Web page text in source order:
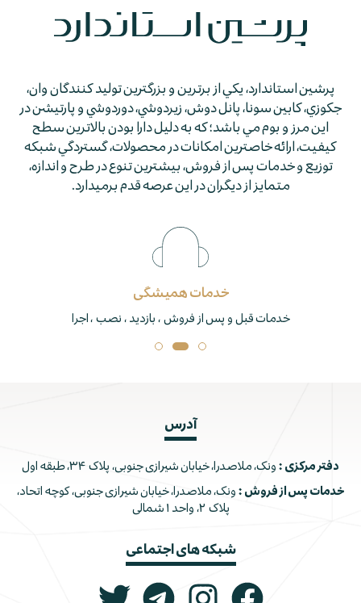
پرشين استاندارد، يكي از برترين و بزرگترين توليد كنندگان وان،
جكوزي، كابين سونا، پانل دوش، زيردوشي، دوردوشي و پارتيشن در
اين مرز و بوم مي باشد؛ كه به دليل دارا بودن بالاترين سطح
كيفيت، ارائه خاصترين امكانات در محصولات، گستردگي شبكه
توزيع و خدمات پس از فروش، بيشترين تنوع در طرح و اندازه،
متمايز از ديگران در اين عرصه قدم برمي­دارد.
خدمات همیشگی
خدمات قبل و پس از فروش ، بازدید ، نصب ، اجرا
آدرس
دفتر مرکزی : ونک، ملاصدرا، خیابان شیرازی جنوبی، پلاک ۳۴، طبقه اول
خدمات پس از فروش : ونک، ملاصدرا، خیابان شیرازی جنوبی، کوچه اتحاد،
پلاک ۲، واحد ۱ شمالی
شبکه های اجتماعی